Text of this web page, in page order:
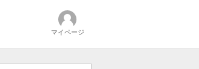
マイページ